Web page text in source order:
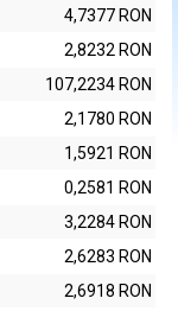
4,7377 RON
2,8232 RON
107,2234 RON
2,1780 RON
1,5921 RON
0,2581 RON
3,2284 RON
2,6283 RON
2,6918 RON